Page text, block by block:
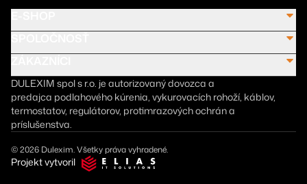
DULEXIM spol s r.o. je autorizovaný dovozca a
predajca podlahového kúrenia, vykurovacích rohoží, káblov,
termostatov, regulátorov, protimrazových ochrán a
príslušenstva.
© 2026 Dulexim. Všetky práva vyhradené.
Projekt vytvoril